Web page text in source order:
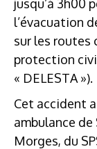
jusqu’à 3h00
l’évacuation
sur les routes
protection
« DELESTA »).
Cet accident
ambulance de
Morges, du